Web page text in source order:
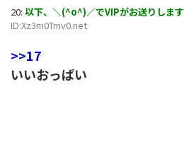
20: 以下、＼(^o^)／でVIPがお送りします
ID:Xz3m0Tmv0.net
>>17
いいおっぱい